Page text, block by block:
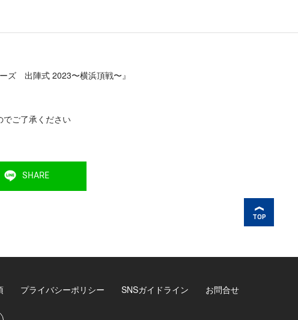
ズ 出陣式 2023〜横浜頂戦〜』
でご了承ください
SHARE
TOP
プライバシーポリシー SNSガイドライン お問合せ